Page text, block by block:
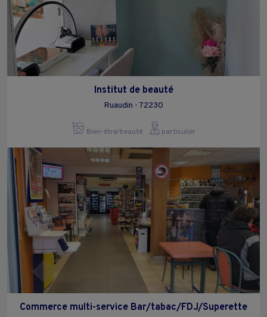
Institut de beauté
Ruaudin - 72230
Bien-être/beauté particulier
Commerce multi-service Bar/tabac/FDJ/Superette